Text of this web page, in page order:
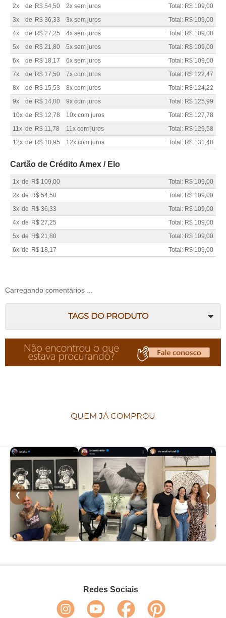
2x
de R$ 54,50 2x sem juros
Total: R$ 109,00
3x
de R$ 36,33 3x sem juros
Total: R$ 109,00
4x
de R$ 27,25 4x sem juros
Total: R$ 109,00
5x
de R$ 21,80 5x sem juros
Total: R$ 109,00
6x
de R$ 18,17 6x sem juros
Total: R$ 109,00
7x
de R$ 17,50 7x com juros
Total: R$ 122,47
8x
de R$ 15,53 8x com juros
Total: R$ 124,22
9x
de R$ 14,00 9x com juros
Total: R$ 125,99
10x de R$ 12,78 10x com juros
Total: R$ 127,78
11x de R$ 11,78 11x com juros
Total: R$ 129,58
12x de R$ 10,95 12x com juros Total: R$ 131,40
Cartão de Crédito Amex / Elo
1x de R$ 109,00
Total: R$ 109,00
2x de R$ 54,50
Total: R$ 109,00
3x de R$ 36,33
Total: R$ 109,00
4x de R$ 27,25
Total: R$ 109,00
5x de R$ 21,80
Total: R$ 109,00
6x de R$ 18,17 Total: R$ 109,00
Carregando comentários ...
TAGS DO PRODUTO
QUEM JÁ COMPROU
❮ ❯
Redes Sociais